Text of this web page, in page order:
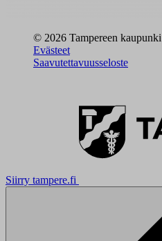
© 2026 Tampereen kaupunki
Evästeet
Saavutettavuusseloste
Siirry tampere.fi